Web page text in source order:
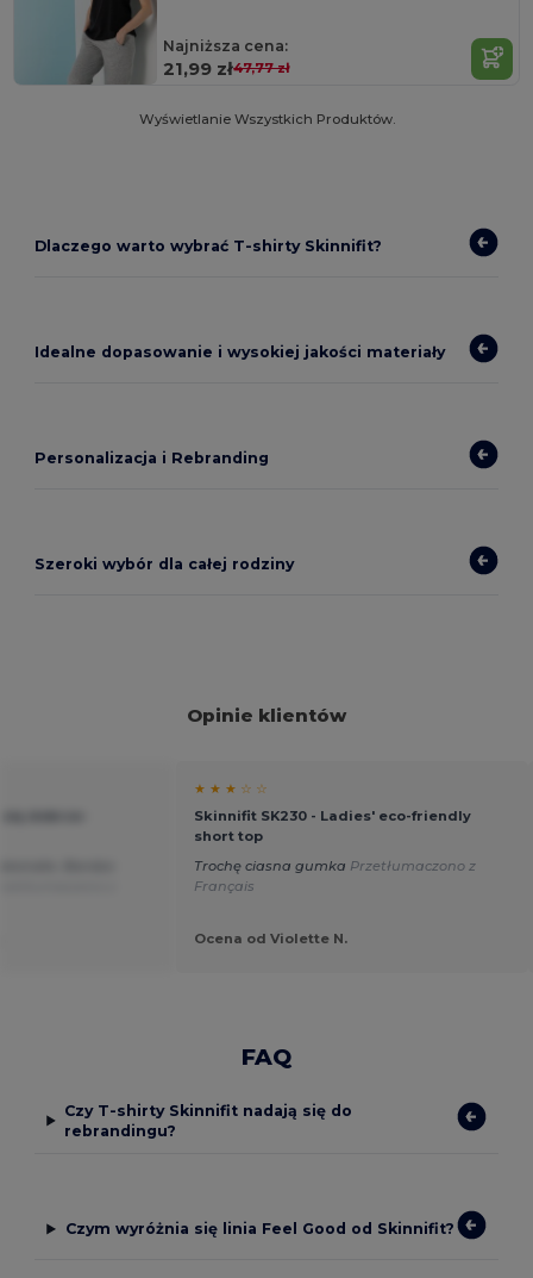
Najniższa cena:
21,99 zł47,77 zł
Wyświetlanie Wszystkich Produktów.
Dlaczego warto wybrać T-shirty Skinnifit?
Idealne dopasowanie i wysokiej jakości materiały
Personalizacja i Rebranding
Szeroki wybór dla całej rodziny
Opinie klientów
★ ★ ★ ☆ ☆
Skinnifit SK230 - Ladies' eco-friendly
short top
Trochę ciasna gumka Przetłumaczono z
Français
Ocena od Violette N.
FAQ
Czy T-shirty Skinnifit nadają się do
rebrandingu?
Czym wyróżnia się linia Feel Good od Skinnifit?